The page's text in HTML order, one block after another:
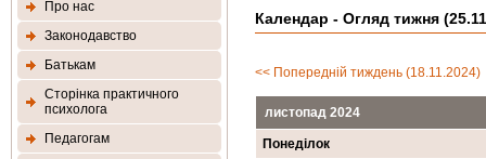
Про нас
Законодавство
Батькам
Сторінка практичного
психолога
Педагогам
Календар - Огляд тижня
<< Попередній тиждень (18.11.2024)
листопад 2024
Понеділок